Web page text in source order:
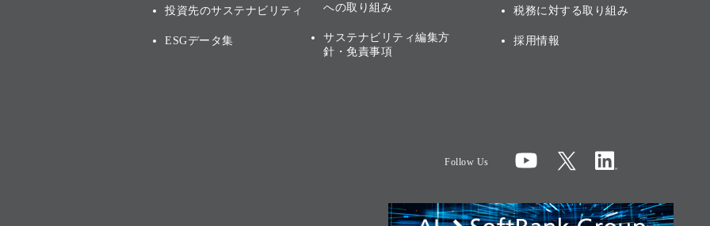
投資先のサステナビリティ
ESGデータ集
への取り組み
サステナビリティ編集方
針・免責事項
税務に対する取り組み
採用情報
Follow Us